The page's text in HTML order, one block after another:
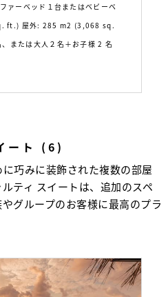
ァーベッド１台またはベビーベ
ft.) 屋外: 285 m2 (3,068 sq.
または大人２名＋お子様 2 名
ート (6)
巧みに装飾された複数の部屋
ティ スイートは、追加のスペ
グループのお客様に最高のプラ